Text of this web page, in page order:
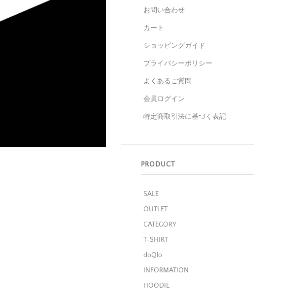
お問い合わせ
カート
ショッピングガイド
プライバシーポリシー
よくあるご質問
会員ログイン
特定商取引法に基づく表記
PRODUCT
SALE
OUTLET
CATEGORY
T-SHIRT
doQlo
INFORMATION
HOODIE